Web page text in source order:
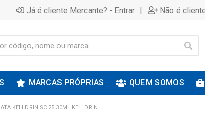
Já é cliente Mercante? - Entrar | Não é
MARCAS PRÓPRIAS QUEM SOMOS
KELLDRIN SC 25 30ML KELLDRIN